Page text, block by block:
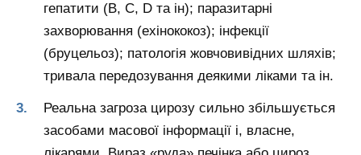
гепатити (B, C, D та ін); паразитарні
захворювання (ехінококоз); інфекції
(бруцельоз); патологія жовчовивідних шляхів;
тривала передозування деякими ліками та ін.
Реальна загроза цирозу сильно збільшується
засобами масової інформації і, власне,